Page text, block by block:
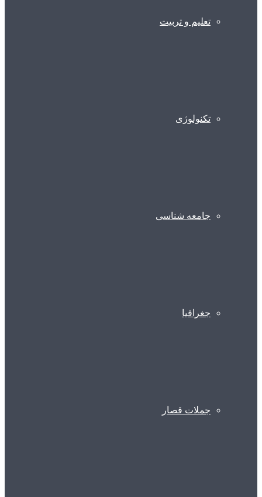
تعلیم و تربیت
تکنولوژی
جامعه شناسی
جغرافیا
جملات قصار